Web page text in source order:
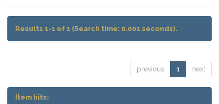
Results 1-1 of 1 (Search time: 0.001 seconds).
previous 1 next
Item hits: